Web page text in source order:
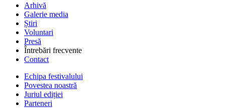
Arhivă
Galerie media
Știri
Voluntari
Presă
Întrebări frecvente
Contact
Echipa festivalului
Povestea noastră
Juriul ediției
Parteneri